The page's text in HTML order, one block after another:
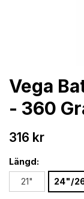
Vega
- 360
316 kr
Längd:
21"
24"/